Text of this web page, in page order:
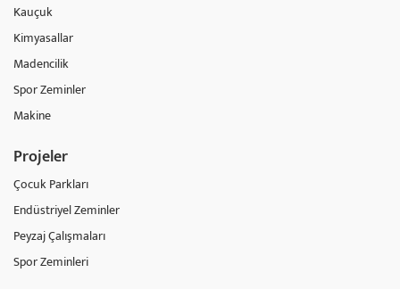
Kauçuk
Kimyasallar
Madencilik
Spor Zeminler
Makine
Projeler
Çocuk Parkları
Endüstriyel Zeminler
Peyzaj Çalışmaları
Spor Zeminleri